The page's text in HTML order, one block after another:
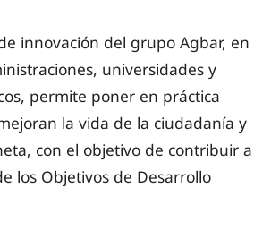
innovación del grupo Agbar, en
universidades y
permite poner en práctica
la vida de la ciudadanía y
con el objetivo de contribuir a
los Objetivos de Desarrollo